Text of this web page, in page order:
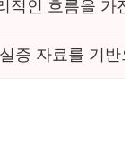
적인 흐름을 가진
증 자료를 기반